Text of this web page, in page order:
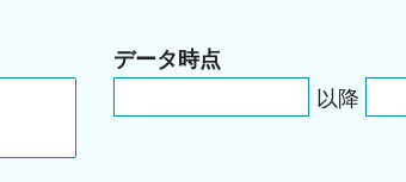
データ時点
以降